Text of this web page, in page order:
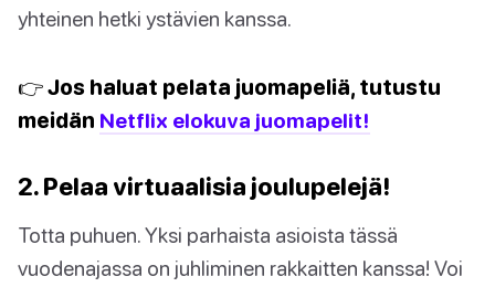
yhteinen hetki ystävien kanssa.
👉 Jos haluat pelata juomapeliä, tutustu
meidän Netflix elokuva juomapelit!
2. Pelaa virtuaalisia joulupelejä!
Totta puhuen. Yksi parhaista asioista tässä
vuodenajassa on juhliminen rakkaitten kanssa! Voi